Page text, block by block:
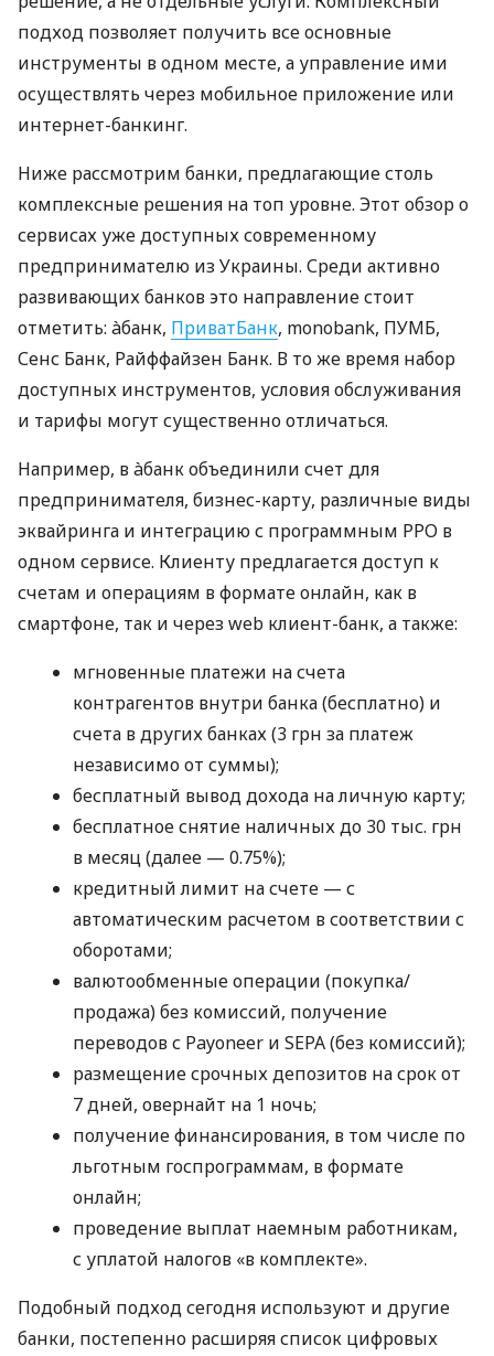
подход позволяет получить все основные
инструменты в одном месте, а управление ими
осуществлять через мобильное приложение или
интернет-банкинг.
Ниже рассмотрим банки, предлагающие столь
комплексные решения на топ уровне. Этот обзор о
сервисах уже доступных современному
предпринимателю из Украины. Среди активно
развивающих банков это направление стоит
отметить: àбанк, ПриватБанк, monobank, ПУМБ,
Сенс Банк, Райффайзен Банк. В то же время набор
доступных инструментов, условия обслуживания
и тарифы могут существенно отличаться.
Например, в àбанк объединили счет для
предпринимателя, бизнес-карту, различные виды
эквайринга и интеграцию с программным РРО в
одном сервисе. Клиенту предлагается доступ к
счетам и операциям в формате онлайн, как в
смартфоне, так и через web клиент-банк, а также:
мгновенные платежи на счета
контрагентов внутри банка (бесплатно) и
счета в других банках (3 грн за платеж
независимо от суммы);
бесплатный вывод дохода на личную карту;
бесплатное снятие наличных до 30 тыс. грн
в месяц (далее — 0.75%);
кредитный лимит на счете — с
автоматическим расчетом в соответствии с
оборотами;
валютообменные операции (покупка/
продажа) без комиссий, получение
переводов с Payoneer и SEPA (без комиссий);
размещение срочных депозитов на срок от
7 дней, овернайт на 1 ночь;
получение финансирования, в том числе по
льготным госпрограммам, в формате
онлайн;
проведение выплат наемным работникам,
с уплатой налогов «в комплекте».
Подобный подход сегодня используют и другие
банки, постепенно расширяя список цифровых